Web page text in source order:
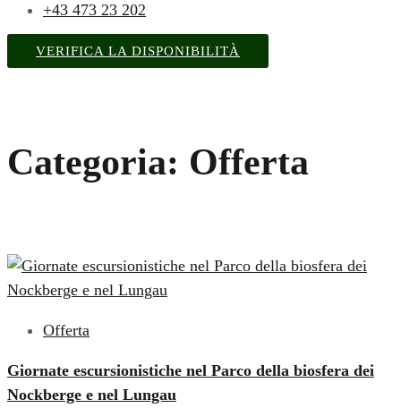
+43 473 23 202
VERIFICA LA DISPONIBILITÀ
Categoria: Offerta
Offerta
Giornate escursionistiche nel Parco della biosfera dei
Nockberge e nel Lungau